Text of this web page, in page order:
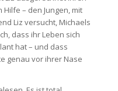
– den Jungen, mit
Liz versucht, Michaels
dass ihr Leben sich
hat – und dass
genau vor ihrer Nase